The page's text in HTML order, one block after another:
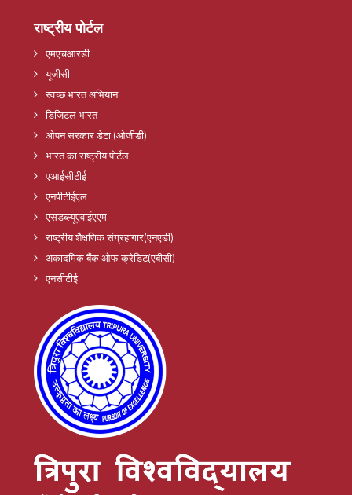
राष्ट्रीय पोर्टल
एमएचआरडी
यूजीसी
स्वच्छ भारत अभियान
डिजिटल भारत
ओपन सरकार डेटा (ओजीडी)
भारत का राष्ट्रीय पोर्टल
एआईसीटीई
एनपीटीईएल
एसडब्ल्यूएवाईएएम
राष्ट्रीय शैक्षणिक संग्रहागार(एनएडी)
अकादमिक बैंक ओफ क्रेडिट(एबीसी)
एनसीटीई